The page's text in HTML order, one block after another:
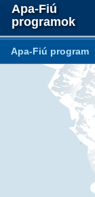
Apa-Fiú
programok
Apa-Fiú program